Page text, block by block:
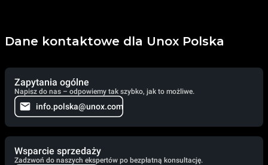
Dane kontaktowe dla Unox Polska
Zapytania ogólne
Napisz do nas – odpowiemy tak szybko, jak to możliwe.
info.polska@unox.com
Wsparcie sprzedaży
Zadzwoń do naszych ekspertów po bezpłatną konsultację.